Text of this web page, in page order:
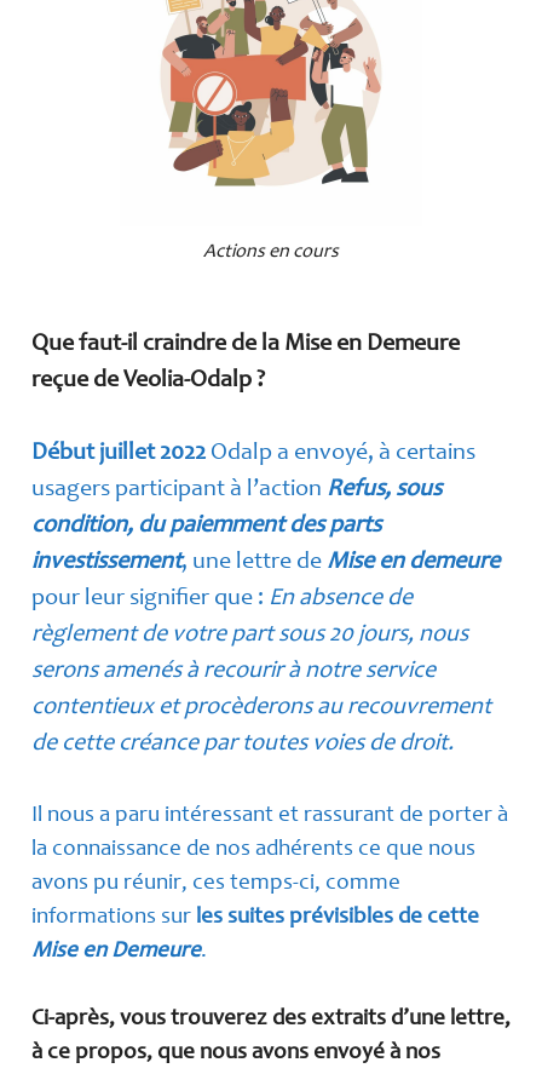
Actions en cours
Que faut-il craindre de la Mise en Demeure
reçue de Veolia-Odalp ?
Début juillet 2022 Odalp a envoyé, à certains
usagers participant à l’action Refus, sous
condition, du paiemment des parts
investissement, une lettre de Mise en demeure
pour leur signifier que : En absence de
règlement de votre part sous 20 jours, nous
serons amenés à recourir à notre service
contentieux et procèderons au recouvrement
de cette créance par toutes voies de droit.
Il nous a paru intéressant et rassurant de porter à
la connaissance de nos adhérents ce que nous
avons pu réunir, ces temps-ci, comme
informations sur les suites prévisibles de cette
Mise en Demeure.
Ci-après, vous trouverez des extraits d’une lettre,
à ce propos, que nous avons envoyé à nos